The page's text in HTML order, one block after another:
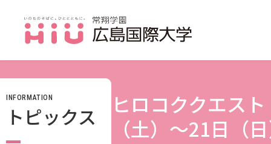
受験生の方
JP（日本語）
ヒロコククエス
（土）～21日（
INFORMATION
トピックス